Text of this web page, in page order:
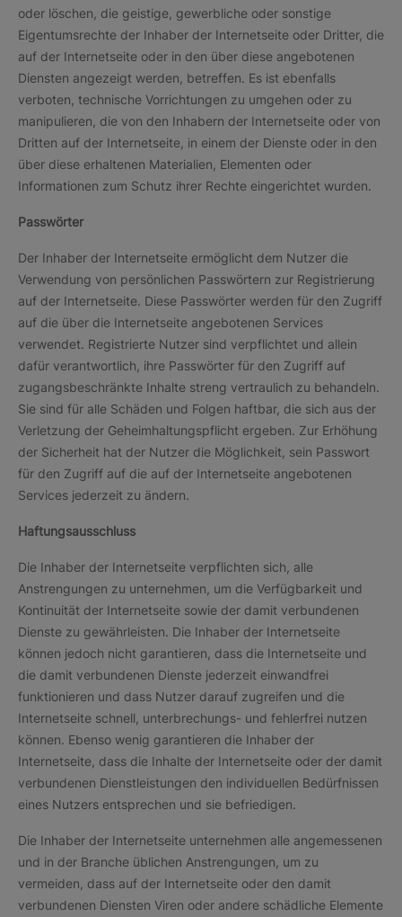
oder löschen, die geistige, gewerbliche oder sonstige
Eigentumsrechte der Inhaber der Internetseite oder Dritter, die
auf der Internetseite oder in den über diese angebotenen
Diensten angezeigt werden, betreffen. Es ist ebenfalls
verboten, technische Vorrichtungen zu umgehen oder zu
manipulieren, die von den Inhabern der Internetseite oder von
Dritten auf der Internetseite, in einem der Dienste oder in den
über diese erhaltenen Materialien, Elementen oder
Informationen zum Schutz ihrer Rechte eingerichtet wurden.
Passwörter
Der Inhaber der Internetseite ermöglicht dem Nutzer die
Verwendung von persönlichen Passwörtern zur Registrierung
auf der Internetseite. Diese Passwörter werden für den Zugriff
auf die über die Internetseite angebotenen Services
verwendet. Registrierte Nutzer sind verpflichtet und allein
dafür verantwortlich, ihre Passwörter für den Zugriff auf
zugangsbeschränkte Inhalte streng vertraulich zu behandeln.
Sie sind für alle Schäden und Folgen haftbar, die sich aus der
Verletzung der Geheimhaltungspflicht ergeben. Zur Erhöhung
der Sicherheit hat der Nutzer die Möglichkeit, sein Passwort
für den Zugriff auf die auf der Internetseite angebotenen
Services jederzeit zu ändern.
Haftungsausschluss
Die Inhaber der Internetseite verpflichten sich, alle
Anstrengungen zu unternehmen, um die Verfügbarkeit und
Kontinuität der Internetseite sowie der damit verbundenen
Dienste zu gewährleisten. Die Inhaber der Internetseite
können jedoch nicht garantieren, dass die Internetseite und
die damit verbundenen Dienste jederzeit einwandfrei
funktionieren und dass Nutzer darauf zugreifen und die
Internetseite schnell, unterbrechungs- und fehlerfrei nutzen
können. Ebenso wenig garantieren die Inhaber der
Internetseite, dass die Inhalte der Internetseite oder der damit
verbundenen Dienstleistungen den individuellen Bedürfnissen
eines Nutzers entsprechen und sie befriedigen.
Die Inhaber der Internetseite unternehmen alle angemessenen
und in der Branche üblichen Anstrengungen, um zu
vermeiden, dass auf der Internetseite oder den damit
verbundenen Diensten Viren oder andere schädliche Elemente